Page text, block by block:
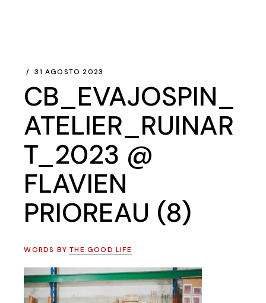
31 AGOSTO 2023
CB_EVAJOSPIN_
ATELIER_RUINAR
T_2023 @
FLAVIEN
PRIOREAU (8)
WORDS BYTHE GOOD LIFE